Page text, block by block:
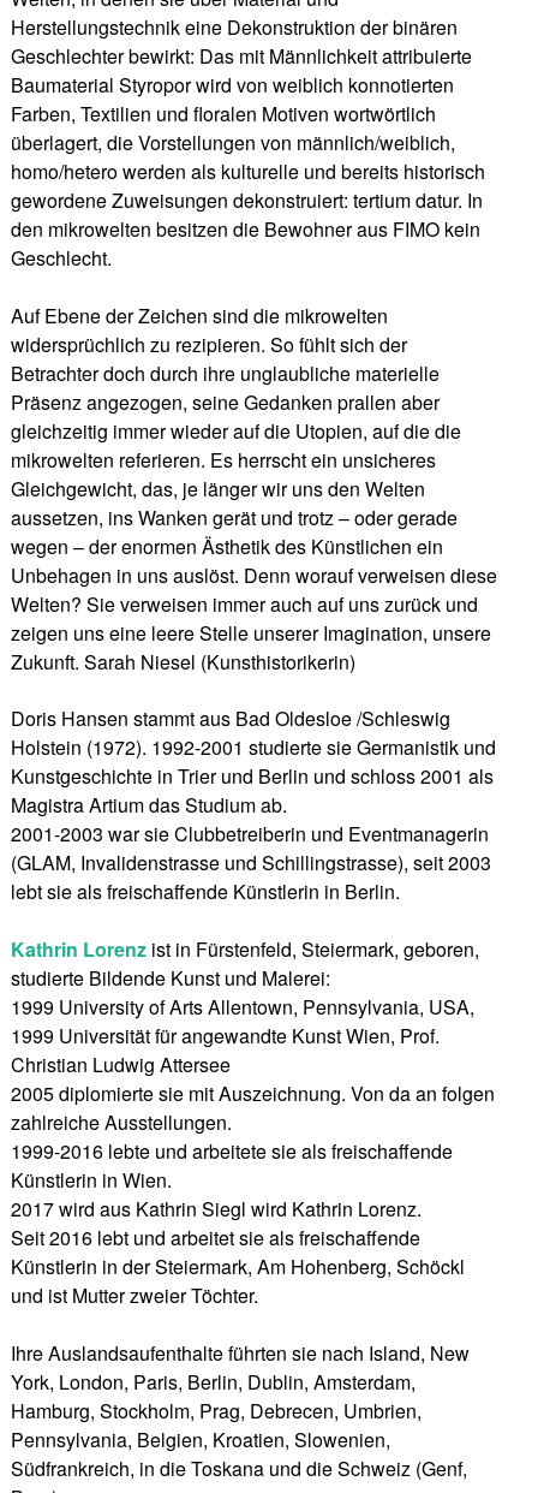
Herstellungstechnik eine Dekonstruktion der binären
Geschlechter bewirkt: Das mit Männlichkeit attribuierte
Baumaterial Styropor wird von weiblich konnotierten
Farben, Textilien und floralen Motiven wortwörtlich
überlagert, die Vorstellungen von männlich/weiblich,
homo/hetero werden als kulturelle und bereits historisch
gewordene Zuweisungen dekonstruiert: tertium datur. In
den mikrowelten besitzen die Bewohner aus FIMO kein
Geschlecht.
Auf Ebene der Zeichen sind die mikrowelten
widersprüchlich zu rezipieren. So fühlt sich der
Betrachter doch durch ihre unglaubliche materielle
Präsenz angezogen, seine Gedanken prallen aber
gleichzeitig immer wieder auf die Utopien, auf die die
mikrowelten referieren. Es herrscht ein unsicheres
Gleichgewicht, das, je länger wir uns den Welten
aussetzen, ins Wanken gerät und trotz – oder gerade
wegen – der enormen Ästhetik des Künstlichen ein
Unbehagen in uns auslöst. Denn worauf verweisen diese
Welten? Sie verweisen immer auch auf uns zurück und
zeigen uns eine leere Stelle unserer Imagination, unsere
Zukunft. Sarah Niesel (Kunsthistorikerin)
Doris Hansen stammt aus Bad Oldesloe /Schleswig
Holstein (1972). 1992-2001 studierte sie Germanistik und
Kunstgeschichte in Trier und Berlin und schloss 2001 als
Magistra Artium das Studium ab.
2001-2003 war sie Clubbetreiberin und Eventmanagerin
(GLAM, Invalidenstrasse und Schillingstrasse), seit 2003
lebt sie als freischaffende Künstlerin in Berlin.
Kathrin Lorenz ist in Fürstenfeld, Steiermark, geboren,
studierte Bildende Kunst und Malerei:
1999 University of Arts Allentown, Pennsylvania, USA,
1999 Universität für angewandte Kunst Wien, Prof.
Christian Ludwig Attersee
2005 diplomierte sie mit Auszeichnung. Von da an folgen
zahlreiche Ausstellungen.
1999-2016 lebte und arbeitete sie als freischaffende
Künstlerin in Wien.
2017 wird aus Kathrin Siegl wird Kathrin Lorenz.
Seit 2016 lebt und arbeitet sie als freischaffende
Künstlerin in der Steiermark, Am Hohenberg, Schöckl
und ist Mutter zweier Töchter.
Ihre Auslandsaufenthalte führten sie nach Island, New
York, London, Paris, Berlin, Dublin, Amsterdam,
Hamburg, Stockholm, Prag, Debrecen, Umbrien,
Pennsylvania, Belgien, Kroatien, Slowenien,
Südfrankreich, in die Toskana und die Schweiz (Genf,